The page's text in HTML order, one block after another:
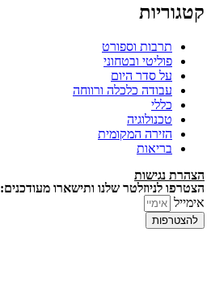
קטגוריות
תרבות וספורט
פוליטי ובטחוני
על סדר היום
עבודה כלכלה ורווחה
כללי
טכנולוגיה
הזירה המקומית
בריאות
הצהרת נגישות
הצטרפו לניוזלטר שלנו ותישארו מעודכנים:
אימייל
להצטרפות